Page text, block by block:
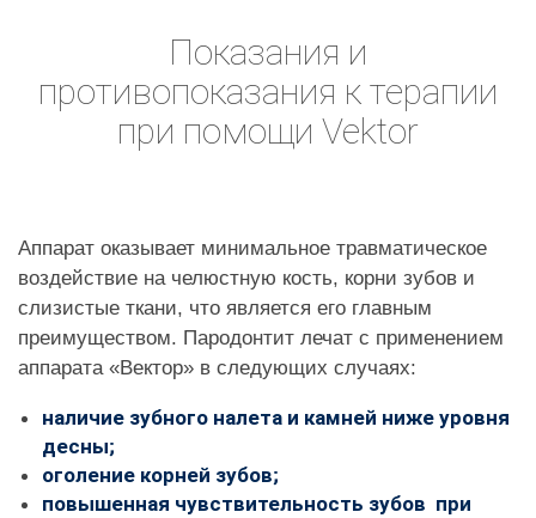
Показания и
противопоказания к терапии
при помощи Vektor
Аппарат оказывает минимальное травматическое
воздействие на челюстную кость, корни зубов и
слизистые ткани, что является его главным
преимуществом. Пародонтит лечат с применением
аппарата «Вектор» в следующих случаях:
наличие зубного налета и камней ниже уровня
десны;
оголение корней зубов;
повышенная чувствительность зубов при